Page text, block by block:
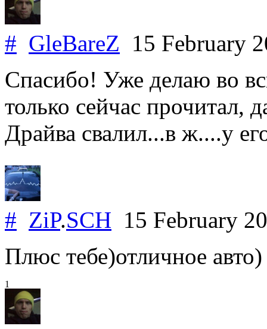
# GleBareZ 15 February
Спасибо! Уже делаю во
только сейчас прочитал,
Драйва свалил...в ж....у
# ZiP.SCH 15 February
Плюс тебе)отличное авто)
1